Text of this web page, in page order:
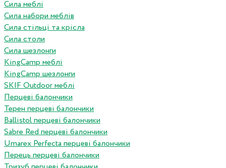
Сила меблі
Сила набори меблів
Сила стільці та крісла
Сила столи
Сила шезлонги
KingCamp меблі
KingCamp шезлонги
SKIF Outdoor меблі
Перцеві балончики
Терен перцеві балончики
Ballistol перцеві балончики
Sabre Red перцеві балончики
Umarex Perfecta перцеві балончики
Перець перцеві балончики